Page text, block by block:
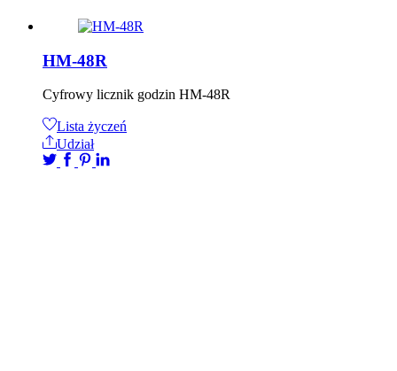
HM-48R
Cyfrowy licznik godzin HM-48R
Lista życzeń
Udział